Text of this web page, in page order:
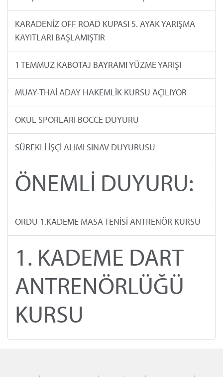
KARADENİZ OFF ROAD KUPASI 5. AYAK YARIŞMA
KAYITLARI BAŞLAMIŞTIR
1 TEMMUZ KABOTAJ BAYRAMI YÜZME YARIŞI
MUAY-THAİ ADAY HAKEMLİK KURSU AÇILIYOR
OKUL SPORLARI BOCCE DUYURU
SÜREKLİ İŞÇİ ALIMI SINAV DUYURUSU
ÖNEMLİ DUYURU:
ORDU 1.KADEME MASA TENİSİ ANTRENÖR KURSU
1. KADEME DART
ANTRENÖRLÜĞÜ
KURSU